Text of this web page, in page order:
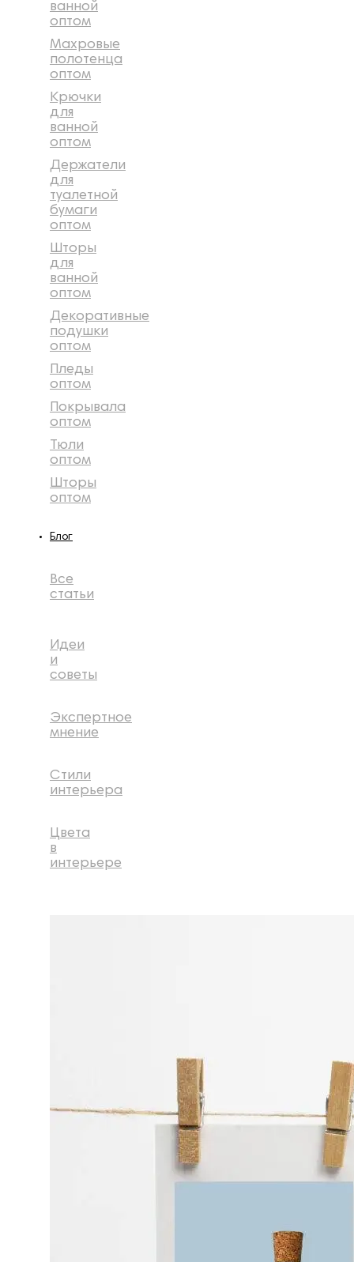
ванной
оптом
Махровые
полотенца
оптом
Крючки
для
ванной
оптом
Держатели
для
туалетной
бумаги
оптом
Шторы
для
ванной
оптом
Декоративные
подушки
оптом
Пледы
оптом
Покрывала
оптом
Тюли
оптом
Шторы
оптом
Блог
Все
статьи
Идеи
и
советы
Экспертное
мнение
Стили
интерьера
Цвета
в
интерьере